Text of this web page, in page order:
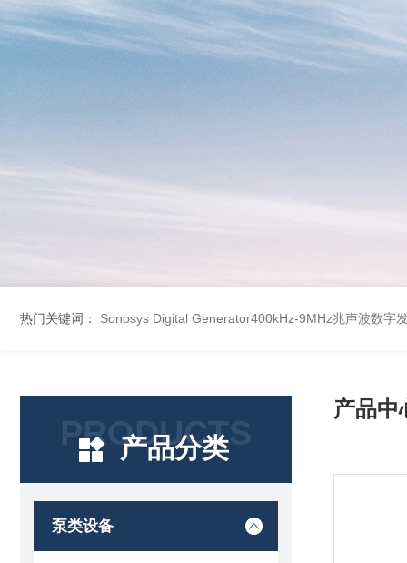
热门关键词： Sonosys Digital Generator400kHz-9MHz兆声波数字
PRODUCTS
产品分类
泵类设备
产品中